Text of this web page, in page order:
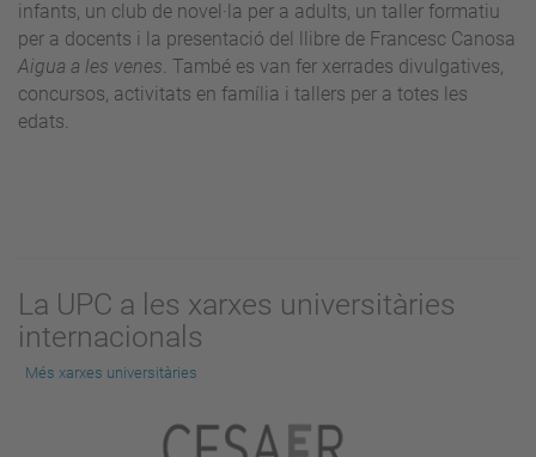
infants, un club de novel·la per a adults, un taller formatiu
per a docents i la presentació del llibre de Francesc Canosa
Aigua a les venes. També es van fer xerrades divulgatives,
concursos, activitats en família i tallers per a totes les
edats.
La UPC a les xarxes universitàries
internacionals
Més xarxes universitàries